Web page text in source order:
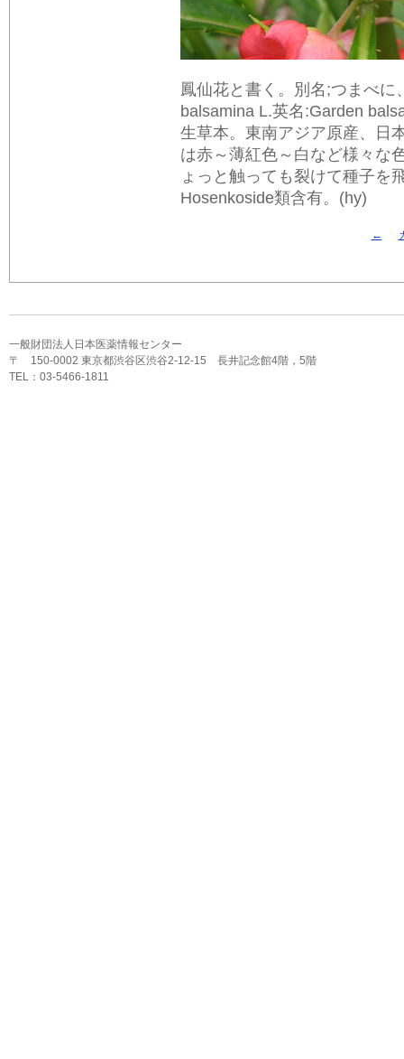
鳳仙花と書く。別名;つまべ
balsamina L.英名:Garden
生草本。東南アジア原産、日
は赤～薄紅色～白など様々な
ょっと触っても裂けて種子を
Hosenkoside類含有。(hy)
←
一般財団法人日本医薬情報センター
〒 150-0002 東京都渋谷区渋谷2-12-15 長井記念館4階，5階
TEL：03-5466-1811